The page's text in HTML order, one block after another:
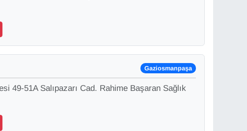
Gaziosmanpaşa
49-51A Salıpazarı Cad. Rahime Başaran Sağlık